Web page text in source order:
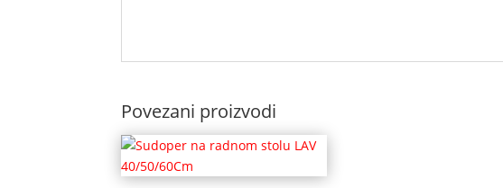
Povezani proizvodi